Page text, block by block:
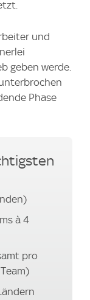
und
geben werde.
Phase
à 4
pro